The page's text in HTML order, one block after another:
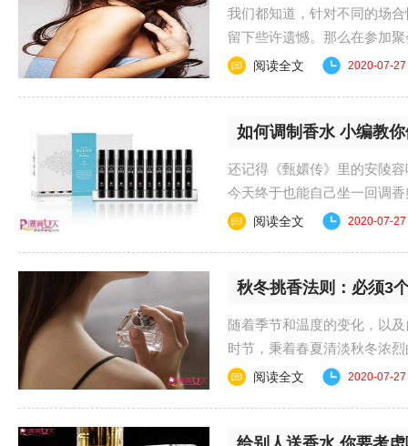
我们都知道，针对不同的场
留下些许遗憾。那么在参加
你巧用香氛塑造迷人......
阅读全文 2020-07-27
如何调制香水 小编教
还记得《甄嬛传》里的安陵
今天终于也能自己坐一回调
阅读全文 2020-07-27
秋冬挑香法则：必须3
随着季节和温度的变化，以
时节，秉着春夏清淡秋冬浓
发的香水味道不再走......
阅读全文 2020-07-27